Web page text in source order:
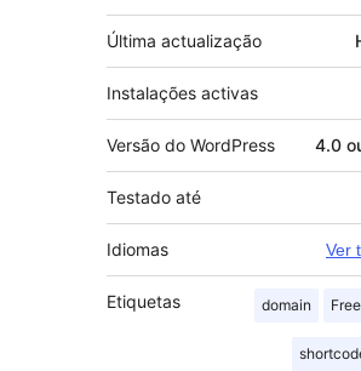
Última actualização
Instalações activas
Versão do WordPress 4.0
Testado até
Idiomas Ver
Etiquetas domain Free